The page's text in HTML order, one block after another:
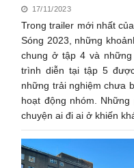
17/11/2023
Trong trailer mới nhất
Sóng 2023, những
chung ở tập 4 và
trình diễn tại tập 5
những trải nghiệm chưa
hoạt động nhóm.
chuyện ai đi ai ở khiến